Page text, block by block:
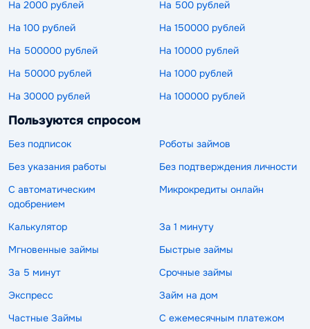
На 2000 рублей
На 500 рублей
На 100 рублей
На 150000 рублей
На 500000 рублей
На 10000 рублей
На 50000 рублей
На 1000 рублей
На 30000 рублей
На 100000 рублей
Пользуются спросом
Без подписок
Роботы займов
Без указания работы
Без подтверждения личности
С автоматическим
одобрением
Микрокредиты онлайн
Калькулятор
За 1 минуту
Мгновенные займы
Быстрые займы
За 5 минут
Срочные займы
Экспресс
Займ на дом
Частные Займы
С ежемесячным платежом